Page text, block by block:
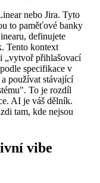
nebo Jira. Tyto
to paměťové banky
definujete
Tento kontext
„vytvoř přihlašovací
specifikace v
používat stávající
To je rozdíl
AI je váš dělník.
tam, kde nejsou
vibe